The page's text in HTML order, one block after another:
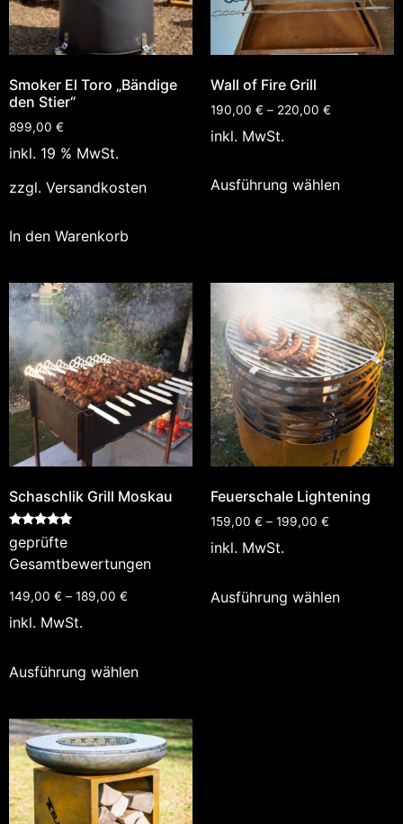
Smoker El Toro „Bändige
den Stier“
899,00 €
inkl. 19 % MwSt.
zzgl. Versandkosten
In den Warenkorb
Wall of Fire Grill
190,00 € – 220,00 €
inkl. MwSt.
Ausführung wählen
Schaschlik Grill Moskau
Bewertet
mit
5.00
von 5
geprüfte
Gesamtbewertungen
149,00 € – 189,00 €
inkl. MwSt.
Ausführung wählen
Feuerschale Lightening
159,00 € – 199,00 €
inkl. MwSt.
Ausführung wählen